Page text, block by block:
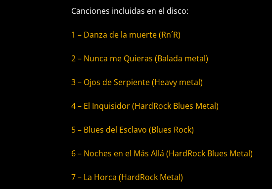
Canciones incluidas en el disco:
1 – Danza de la muerte (Rn´R)
2 – Nunca me Quieras (Balada metal)
3 – Ojos de Serpiente (Heavy metal)
4 – El Inquisidor (HardRock Blues Metal)
5 – Blues del Esclavo (Blues Rock)
6 – Noches en el Más Allá (HardRock Blues Metal)
7 – La Horca (HardRock Metal)